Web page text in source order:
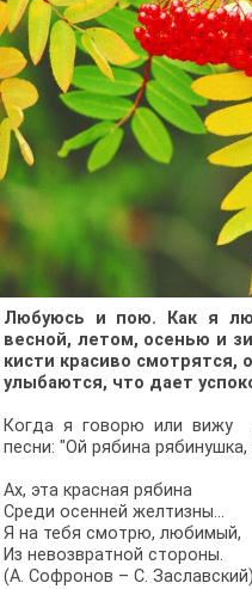
Любуюсь и пою. Как я
весной, летом, осенью и
кисти красиво смотрятся,
улыбаются, что дает
Когда я говорю или вижу
песни: "Ой рябина
Ах, эта красная рябина
Среди осенней желтизны…
Я на тебя смотрю, любимый,
Из невозвратной стороны.
(А. Софронов – С. Заславский)